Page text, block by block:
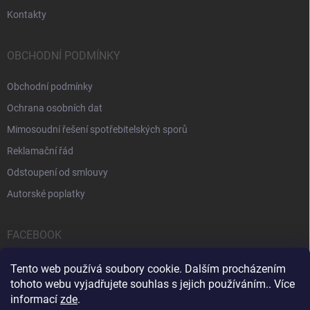
Tento web používá soubory cookie. Dalším procházením
tohoto webu vyjadřujete souhlas s jejich používáním.. Více
informací zde.
Kontakty
OBCHODNÍ PODMÍNKY
Obchodní podmínky
Ochrana osobních dat
Mimosoudní řešení spotřebitelských sporů
Reklamační řád
Odstoupení od smlouvy
Autorské poplatky
FACEBOOK